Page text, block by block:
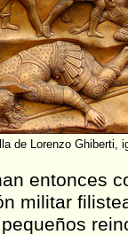
de Lorenzo Ghiberti,
entonces
militar